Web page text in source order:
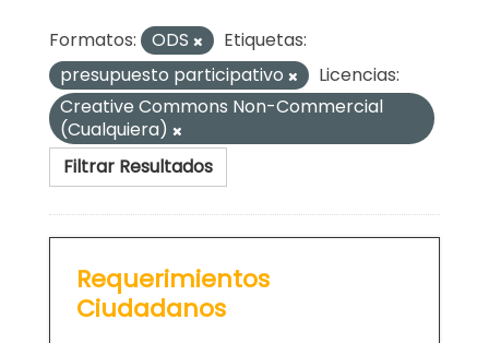
Formatos: ODS
Etiquetas:
presupuesto participativo
Licencias:
Creative Commons Non-Commercial
(Cualquiera)
Filtrar Resultados
Requerimientos
Ciudadanos